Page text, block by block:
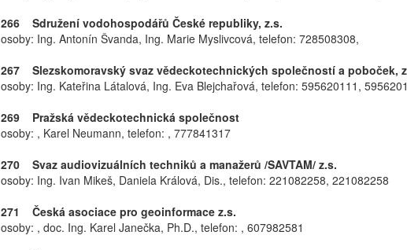
266 Sdružení vodohospodářů České republiky, z.s.
osoby: Ing. Antonín Švanda, Ing. Marie Myslivcová, telefon: 728508308,
267 Slezskomoravský svaz vědeckotechnických společností a poboček,
osoby: Ing. Kateřina Látalová, Ing. Eva Blejchařová, telefon: 595620111,
269 Pražská vědeckotechnická společnost
osoby: , Karel Neumann, telefon: , 777841317
270 Svaz audiovizuálních techniků a manažerů /SAVTAM/ z.s.
osoby: Ing. Ivan Mikeš, Daniela Králová, Dis., telefon: 221082258, 221082258
271 Česká asociace pro geoinformace z.s.
osoby: , doc. Ing. Karel Janečka, Ph.D., telefon: , 607982581